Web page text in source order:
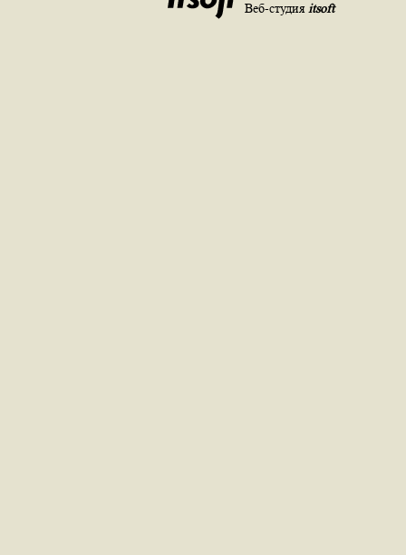
Веб-студия itsoft